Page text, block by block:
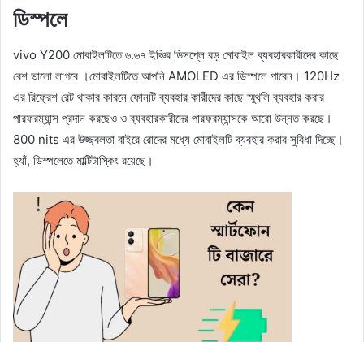
ডিস্পলে
vivo Y200 মোবাইলটিতে ৬.৬৭ ইঞ্চির ডিসপ্লে বড় মোবাইল ব্যবহারকারীদের কাছে
বেশ ভালো লাগবে ।মোবাইলটিতে আপনি AMOLED এর ডিস্পলে পাবেন। 120Hz
এর রিফ্রেশ রেট থাকার কারনে ফোনটি ব্যবহার কারীদের কাছে স্মুথলি ব্যবহার করার
পারফরম্যান্স প্রদান করছেও ও ব্যবহারকারীদের পারফরম্যান্সকে আরো উন্নত করছে।
800 nits এর উজ্জ্বলতা বাইরে রোদের মধ্যে মোবাইলটি ব্যবহার করার সুবিধা দিচ্ছে।
হ্যাঁ, ডিস্পলেতে মাল্টিটাস্কিং রয়েছে।